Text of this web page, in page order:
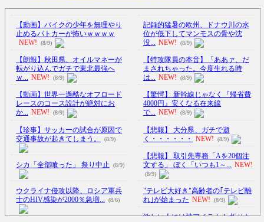
【動画】バイクの少年を無理やり
止めるパトカーが怖いｗｗｗｗ
NEW!
(8/9)
【朗報】秋田県、オイルマネーが
転がり込んでガチで東北最強へ
ｗ... NEW! (8/9)
【動画】世界一過酷なオフロード
レースのコース設計が絶対にお
か... NEW! (8/9)
【珍事】サッカーの試合が原因で
交通事故が起きてしまう。
(8/9)
シカ「全部喰った」 祭り中止 (8/9)
ウクライナ侵攻以降、ロシア軍兵
士のHIV感染が2000％急増...
(8/6)
記録的猛暑の欧州、ドナウ川の水
位が低下してマンモスの骨や沈
没...
NEW! (8/9)
【特攻隊員の本音】「ああァ、だ
まされちゃった。今度生れる時
は... NEW! (8/9)
【驚愕】 新幹線じゃなく『帰省費
4000円』安くなる在来線
で... NEW! (8/9)
【悲報】 大分県、ガチで逝
く・・・・・・
NEW! (8/9)
【悲報】 取引先専務「Aを20個注
文する」 ぼく「いつも1～...
NEW!
(8/9)
"テレビ大好き"高齢者の｢テレビ離
れ｣が始まった NEW! (8/9)
欲しい人には神アイテム！ 折りた